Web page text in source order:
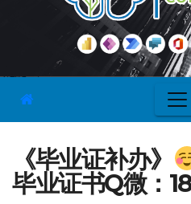
《毕业证补办》
毕业证书Q微：